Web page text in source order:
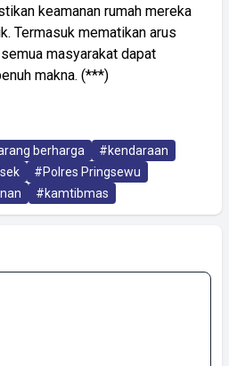
keamanan rumah mereka
Termasuk mematikan arus
masyarakat dapat
makna. (***)
berharga
#kendaraan
#Polres Pringsewu
#kamtibmas